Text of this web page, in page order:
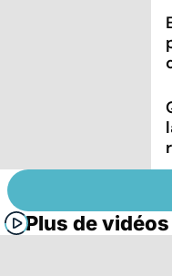
Plus de vidéos